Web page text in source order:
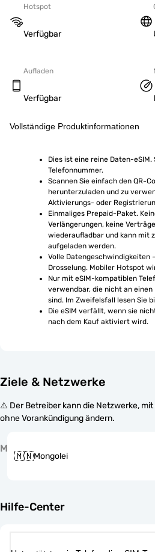
Hotspot
Verfügbar
Aufladen
Verfügbar
Vollständige Produktinformationen
Dies ist eine reine Daten-
Telefonnummer.
Scannen Sie einfach den QR-
herunterzuladen und zu
Aktivierungs- oder
Einmaliges Prepaid-Paket.
Verlängerungen, keine
wiederaufladbar und kann mit
aufgeladen werden.
Volle Datengeschwindigkeiten
Drosselung. Mobiler Hotspot
Nur mit eSIM-kompatiblen
verwendbar, die nicht an
sind. Im Zweifelsfall lesen Sie
Die eSIM verfällt, wenn sie
nach dem Kauf aktiviert wird.
Ziele & Netzwerke
⚠️ Der Betreiber kann die Netzwerke,
ohne Vorankündigung ändern.
M
🇲🇳Mongolei
Hilfe-Center